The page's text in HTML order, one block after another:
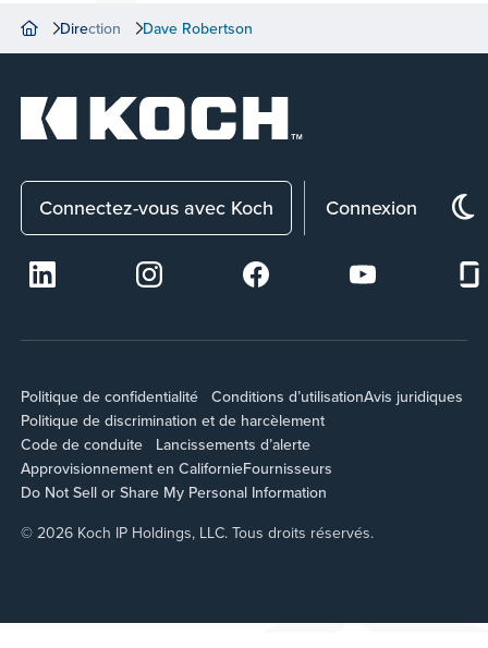
Direction Dave Robertson
Connectez-vous avec Koch Connexion
Politique de confidentialité Conditions d’utilisationAvis juridiques
Politique de discrimination et de harcèlement
Code de conduite
Lancissements d’alerte
Approvisionnement en CalifornieFournisseurs
Do Not Sell or Share My Personal Information
© 2026 Koch IP Holdings, LLC. Tous droits réservés.